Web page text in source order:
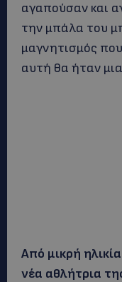
αγαπούσαν και
την μπάλα του
μαγνητισμός
αυτή θα ήταν
Από μικρή
νέα αθλήτρια